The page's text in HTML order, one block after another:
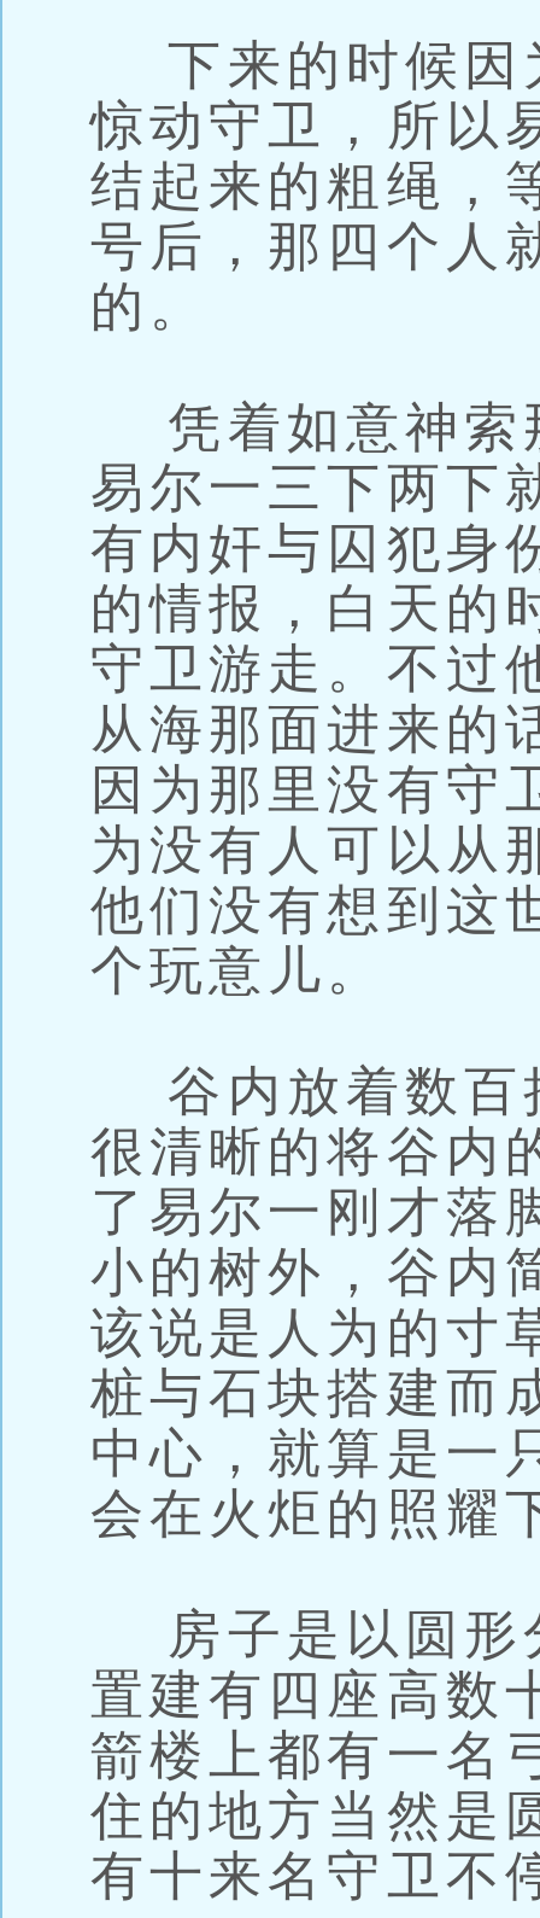
下来的时候因
惊动守卫，所以
结起来的粗绳，
号后，那四个人
的。
凭着如意神索
易尔一三下两下
有内奸与囚犯身
的情报，白天的
守卫游走。不过
从海那面进来的
因为那里没有守
为没有人可以从
他们没有想到这
个玩意儿。
谷内放着数百
很清晰的将谷内
了易尔一刚才落
小的树外，谷内
该说是人为的寸
桩与石块搭建而
中心，就算是一
会在火炬的照耀
房子是以圆形
置建有四座高数
箭楼上都有一名
住的地方当然是
有十来名守卫不